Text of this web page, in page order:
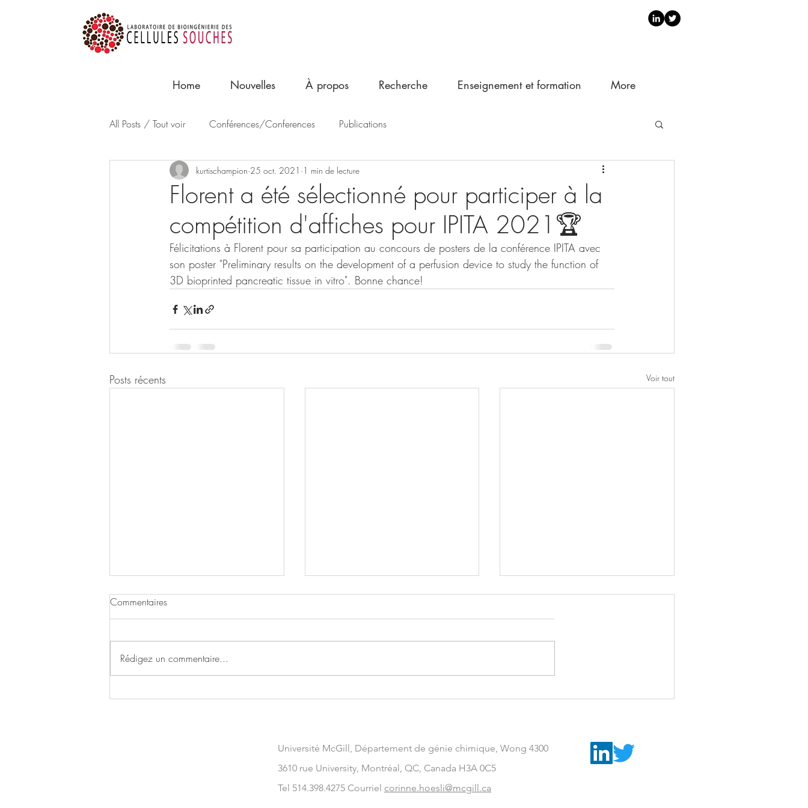
Home Nouvelles À propos Recherche Enseignement et formation More
All Posts / Tout voir Conférences/Conferences Publications
Florent a été sélectionné pour participer à la
compétition d'affiches pour IPITA 2021🏆
kurtischampion 25 oct. 2021 1 min de lecture
Félicitations à Florent pour sa participation au concours de posters de la conférence IPITA avec
son poster "Preliminary results on the development of a perfusion device to study the function of
3D bioprinted pancreatic tissue in vitro". Bonne chance!
Posts récents Voir tout
Schmidt Science Fellow Award
récemment reçu la prestigieuse
bourse scientifique Schmidt ! En tant
🎉 Nouvelle publication: Un
laboratoire à la clinique
avec Alexandra (Sandra) Smink,...
5e Sommet IPITA/HSCI/Percée
Commentaires
Rédigez un commentaire...
Université McGill, Département de génie chimique, Wong 4300
3610 rue University, Montréal, QC, Canada H3A 0C5
Tel 514.398.4275 Courriel corinne.hoesli@mcgill.ca